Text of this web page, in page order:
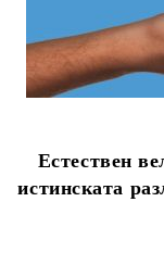
Естествен
истинската